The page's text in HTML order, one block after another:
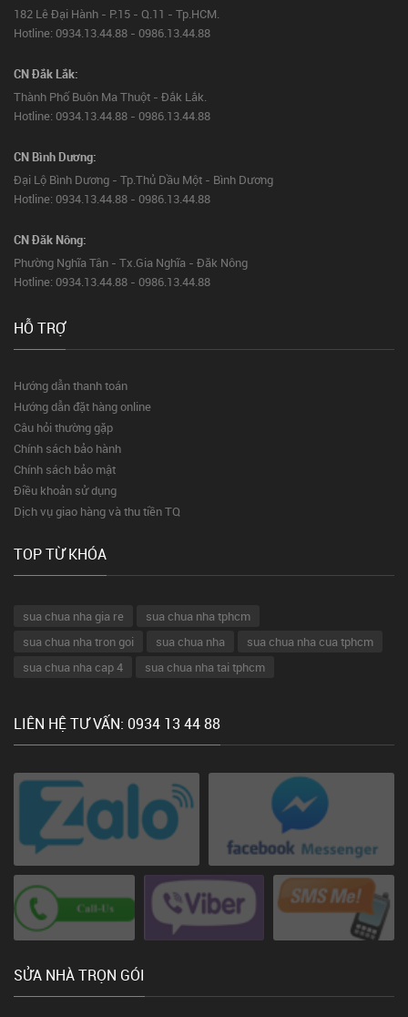
182 Lê Đại Hành - P.15 - Q.11 - Tp.HCM.
Hotline: 0934.13.44.88 - 0986.13.44.88
CN Đắk Lắk:
Thành Phố Buôn Ma Thuột - Đắk Lắk.
Hotline: 0934.13.44.88 - 0986.13.44.88
CN Bình Dương:
Đại Lộ Bình Dương - Tp.Thủ Dầu Một - Bình Dương
Hotline: 0934.13.44.88 - 0986.13.44.88
CN Đăk Nông:
Phường Nghĩa Tân - Tx.Gia Nghĩa - Đăk Nông
Hotline: 0934.13.44.88 - 0986.13.44.88
HỖ TRỢ
Hướng dẫn thanh toán
Hướng dẫn đặt hàng online
Câu hỏi thường gặp
Chính sách bảo hành
Chính sách bảo mật
Điều khoản sử dụng
Dịch vụ giao hàng và thu tiền TQ
TOP TỪ KHÓA
sua chua nha gia re
sua chua nha tphcm
sua chua nha tron goi
sua chua nha
sua chua nha cua tphcm
sua chua nha cap 4
sua chua nha tai tphcm
LIÊN HỆ TƯ VẤN: 0934 13 44 88
SỬA NHÀ TRỌN GÓI